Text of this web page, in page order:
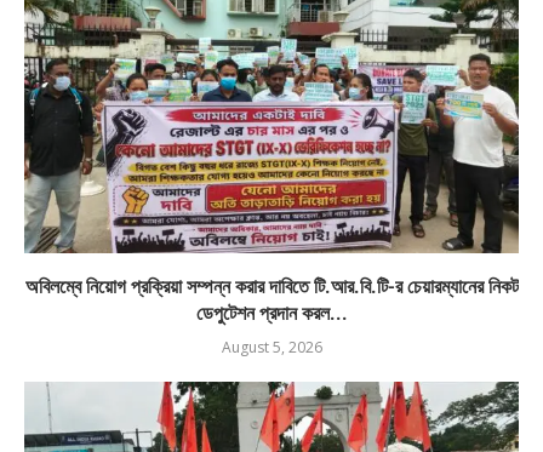
অবিলম্বে নিয়োগ প্রক্রিয়া সম্পন্ন করার দাবিতে টি.আর.বি.টি-র চেয়ারম্যানের নিকট
ডেপুটেশন প্রদান করল...
August 5, 2026